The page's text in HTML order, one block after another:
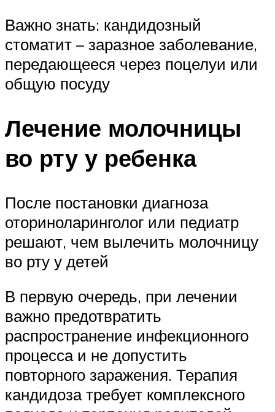
Важно знать: кандидозный
стоматит – заразное заболевание,
передающееся через поцелуи или
общую посуду
Лечение молочницы
во рту у ребенка
После постановки диагноза
оториноларинголог или педиатр
решают, чем вылечить молочницу
во рту у детей
В первую очередь, при лечении
важно предотвратить
распространение инфекционного
процесса и не допустить
повторного заражения. Терапия
кандидоза требует комплексного